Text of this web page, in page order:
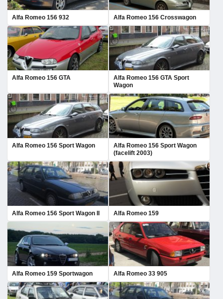
Alfa Romeo 156 932 Alfa Romeo 156 Crosswagon
Alfa Romeo 156 GTA
Alfa Romeo 156 GTA Sport
Wagon
Alfa Romeo 156 Sport Wagon
Alfa Romeo 156 Sport Wagon
(facelift 2003)
Alfa Romeo 156 Sport Wagon II Alfa Romeo 159
Alfa Romeo 159 Sportwagon Alfa Romeo 33 905